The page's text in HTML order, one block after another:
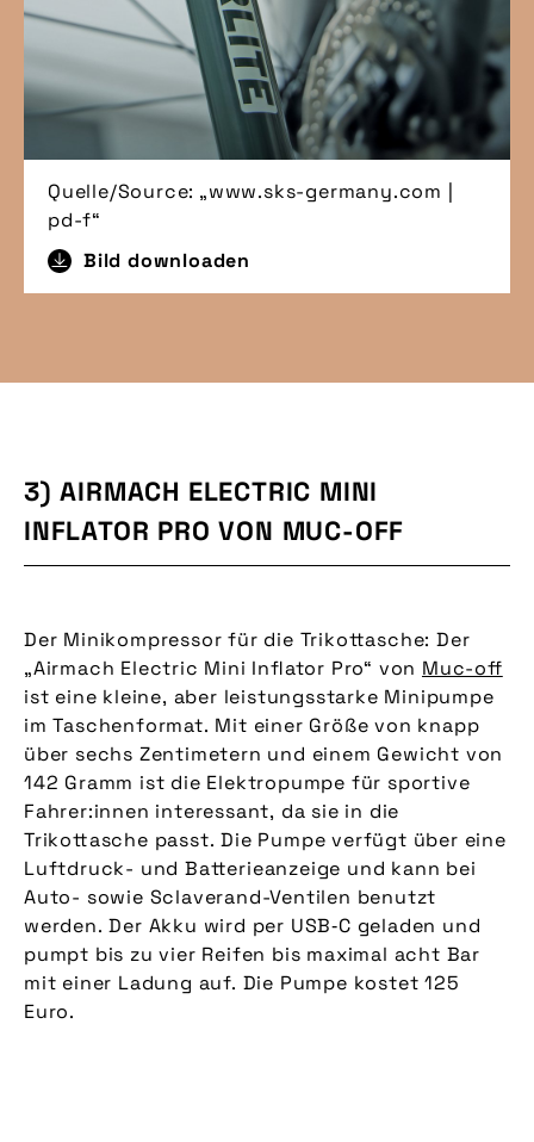
Quelle/Source: „www.sks-germany.com |
pd-f“
Bild downloaden
3) AIRMACH ELECTRIC MINI
INFLATOR PRO VON MUC-OFF
Der Minikompressor für die Trikottasche: Der
„Airmach Electric Mini Inflator Pro“ von Muc-off
ist eine kleine, aber leistungsstarke Minipumpe
im Taschenformat. Mit einer Größe von knapp
über sechs Zentimetern und einem Gewicht von
142 Gramm ist die Elektropumpe für sportive
Fahrer:innen interessant, da sie in die
Trikottasche passt. Die Pumpe verfügt über eine
Luftdruck- und Batterieanzeige und kann bei
Auto- sowie Sclaverand-Ventilen benutzt
werden. Der Akku wird per USB‑C geladen und
pumpt bis zu vier Reifen bis maximal acht Bar
mit einer Ladung auf. Die Pumpe kostet 125
Euro.